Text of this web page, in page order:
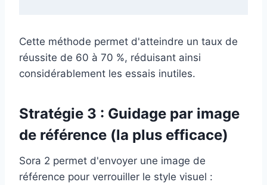
Cette méthode permet d'atteindre un taux de
réussite de 60 à 70 %, réduisant ainsi
considérablement les essais inutiles.
Stratégie 3 : Guidage par image
de référence (la plus efficace)
Sora 2 permet d'envoyer une image de
référence pour verrouiller le style visuel :